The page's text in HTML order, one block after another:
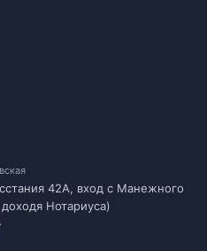
42А, вход с Манежного
Нотариуса)